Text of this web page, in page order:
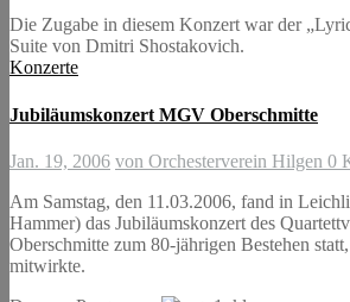
Die Zugabe in diesem Konzert war der
Suite von Dmitri Shostakovich.
Konzerte
Jubiläumskonzert MGV Oberschmitte
Jan. 19, 2006 von Orchesterverein Hilgen 0
Am Samstag, den 11.03.2006, fand in
Hammer) das Jubiläumskonzert des
Oberschmitte zum 80-jährigen Bestehen
mitwirkte.